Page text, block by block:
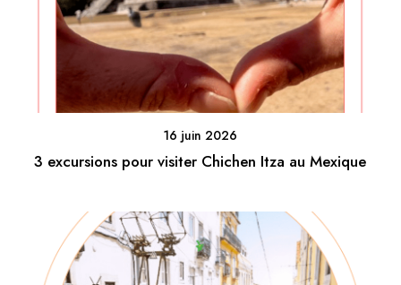
16 juin 2026
3 excursions pour visiter Chichen Itza au Mexique